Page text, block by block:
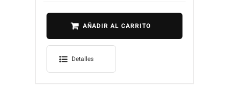
AÑADIR AL CARRITO
Detalles